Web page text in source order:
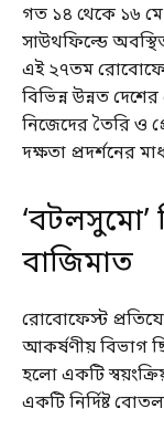
গত ১৪ থেকে ১৬ মে
সাউথফিল্ডে
এই ২৭তম
বিভিন্ন উন্নত
নিজেদের তৈরি ও
দক্ষতা প্রদর্শনের
‘বটলসুমো’
বাজিমাত
রোবোফেস্ট
আকর্ষণীয় বিভাগ
হলো একটি
একটি নির্দিষ্ট